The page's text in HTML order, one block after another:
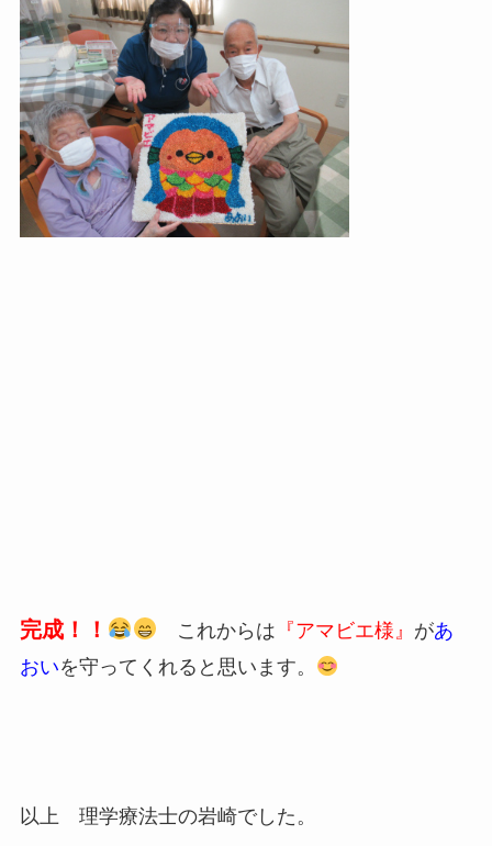
完成！！ これからは 『アマビエ様』 があ
おいを守ってくれると思います。
以上 理学療法士の岩崎でした。